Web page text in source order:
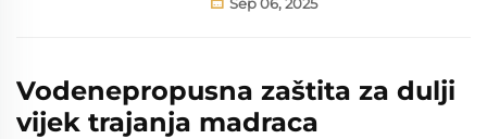
Vodenepropusna zaštita za dulji
vijek trajanja madraca